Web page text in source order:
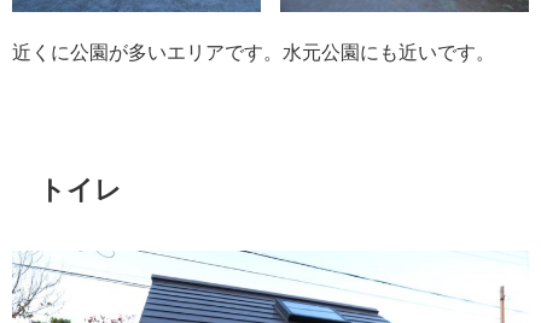
近くに公園が多いエリアです。水元公園にも近いです。
トイレ